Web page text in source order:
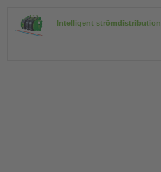
Intelligent strömdistribution